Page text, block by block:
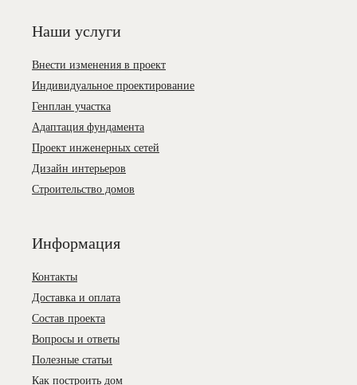
Наши услуги
Внести изменения в проект
Индивидуальное проектирование
Генплан участка
Адаптация фундамента
Проект инженерных сетей
Дизайн интерьеров
Строительство домов
Информация
Контакты
Доставка и оплата
Состав проекта
Вопросы и ответы
Полезные статьи
Как построить дом